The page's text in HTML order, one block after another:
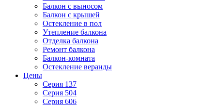
Балкон с выносом
Балкон с крышей
Остекление в пол
Утепление балкона
Отделка балкона
Ремонт балкона
Балкон-комната
Остекление веранды
Цены
Серия 137
Серия 504
Серия 606